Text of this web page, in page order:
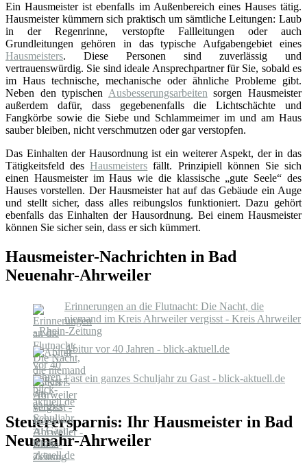
Ein Hausmeister ist ebenfalls im Außenbereich eines Hauses tätig.
Hausmeister kümmern sich praktisch um sämtliche Leitungen: Laub
in der Regenrinne, verstopfte Fallleitungen oder auch
Grundleitungen gehören in das typische Aufgabengebiet eines
Hausmeisters. Diese Personen sind zuverlässig und
vertrauenswürdig. Sie sind ideale Ansprechpartner für Sie, sobald es
im Haus technische, mechanische oder ähnliche Probleme gibt.
Neben den typischen Ausbesserungsarbeiten sorgen Hausmeister
außerdem dafür, dass gegebenenfalls die Lichtschächte und
Fangkörbe sowie die Siebe und Schlammeimer im und am Haus
sauber bleiben, nicht verschmutzen oder gar verstopfen.
Das Einhalten der Hausordnung ist ein weiterer Aspekt, der in das
Tätigkeitsfeld desHausmeisters fällt. Prinzipiell können Sie sich
einen Hausmeister im Haus wie die klassische „gute Seele“ des
Hauses vorstellen. Der Hausmeister hat auf das Gebäude ein Auge
und stellt sicher, dass alles reibungslos funktioniert. Dazu gehört
ebenfalls das Einhalten der Hausordnung. Bei einem Hausmeister
können Sie sicher sein, dass er sich kümmert.
Hausmeister-Nachrichten in Bad
Neuenahr-Ahrweiler
Erinnerungen an die Flutnacht: Die Nacht, die
niemand im Kreis Ahrweiler vergisst - Kreis Ahrweiler
- Rhein-Zeitung
Abitur vor 40 Jahren - blick-aktuell.de
Fast ein ganzes Schuljahr zu Gast - blick-aktuell.de
Steuerersparnis: Ihr Hausmeister in Bad
Neuenahr-Ahrweiler